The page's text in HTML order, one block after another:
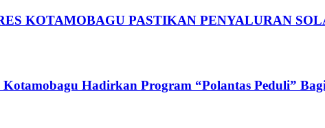
KOTAMOBAGU PASTIKAN PENYALURAN
Hadirkan Program “Polantas Peduli”